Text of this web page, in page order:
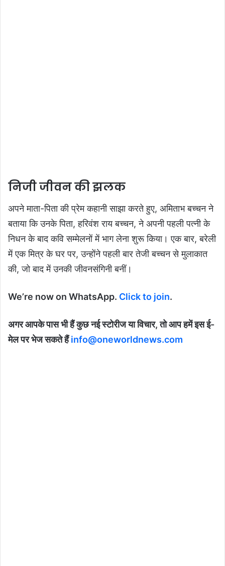
निजी जीवन की झलक
अपने माता-पिता की प्रेम कहानी साझा करते हुए, अमिताभ बच्चन ने
बताया कि उनके पिता, हरिवंश राय बच्चन, ने अपनी पहली पत्नी के
निधन के बाद कवि सम्मेलनों में भाग लेना शुरू किया। एक बार, बरेली
में एक मित्र के घर पर, उन्होंने पहली बार तेजी बच्चन से मुलाकात
की, जो बाद में उनकी जीवनसंगिनी बनीं।
We’re now on WhatsApp. Click to join.
अगर आपके पास भी हैं कुछ नई स्टोरीज या विचार, तो आप हमें इस ई-
मेल पर भेज सकते हैंinfo@oneworldnews.com